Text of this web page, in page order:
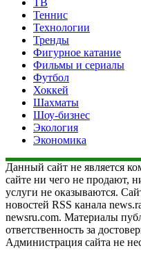
Теннис
Технологии
Тренды
Фигурное катание
Фильмы и сериалы
Футбол
Хоккей
Шахматы
Шоу-бизнес
Экология
Экономика
Данный сайт не является
сайте ни чего не продают,
услуги не оказываются.
новостей RSS канала
newsru.com. Материалы
ответственность за
Администрация сайта не